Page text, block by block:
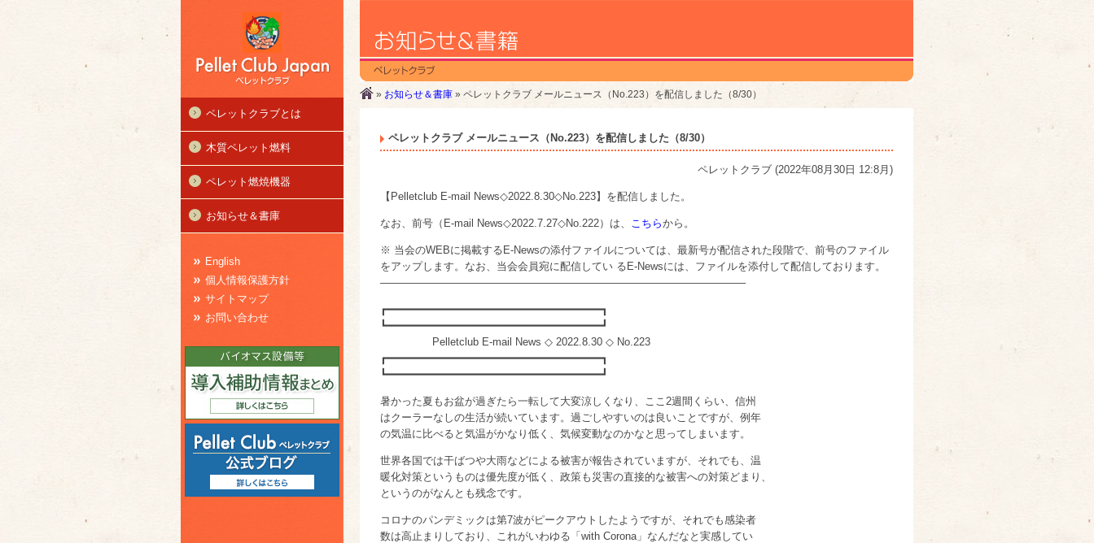
» お知らせ＆書庫 » ペレットクラブ メールニュース（No.223）を配信しました（8/30）
ペレットクラブ メールニュース（No.223）を配信しました（8/30）
ペレットクラブ (2022年08月30日 12:8月 )
【Pelletclub E-mail News◇2022.8.30◇No.223】を配信しました。
なお、前号（E-mail News◇2022.7.27◇No.222）は、 こちらから。
※ 当会のWEBに掲載するE-Newsの添付ファイルについては、最新号が配信された段階で、前号のファイル
をアップします。なお、当会会員宛に配信してい るE-Newsには、ファイルを添付して配信しております。
——————————————————————————————————–
┏━━━━━━━━━━━━━━━━━━━━━━━━━━━━━━━━━┓
┗━━━━━━━━━━━━━━━━━━━━━━━━━━━━━━━━━┛
Pelletclub E-mail News ◇ 2022.8.30 ◇ No.223
┏━━━━━━━━━━━━━━━━━━━━━━━━━━━━━━━━━┓
┗━━━━━━━━━━━━━━━━━━━━━━━━━━━━━━━━━┛
暑かった夏もお盆が過ぎたら一転して大変涼しくなり、ここ2週間くらい、信州
はクーラーなしの生活が続いています。過ごしやすいのは良いことですが、例年
の気温に比べると気温がかなり低く、気候変動なのかなと思ってしまいます。
世界各国では干ばつや大雨などによる被害が報告されていますが、それでも、温
暖化対策というものは優先度が低く、政策も災害の直接的な被害への対策どまり、
というのがなんとも残念です。
コロナのパンデミックは第7波がピークアウトしたようですが、それでも感染者
数は高止まりしており、これがいわゆる「with Corona」なんだなと実感してい
ペレットクラブとは
木質ペレット燃料
ペレット燃焼機器
お知らせ＆書庫
English
個人情報保護方針
サイトマップ
お問い合わせ